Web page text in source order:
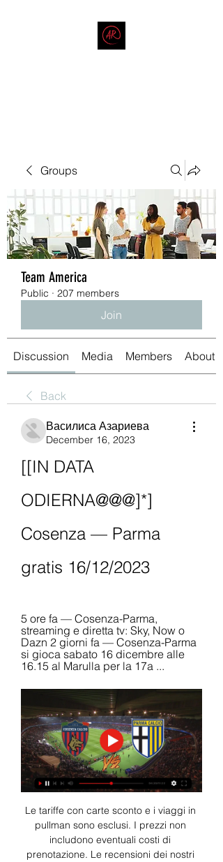
Groups
Team America
Public · 207 members
Join
Discussion Media Members About
Back
Василиса Азариева
December 16, 2023
[[IN DATA
ODIERNA@@@]*]
Cosenza — Parma
gratis 16/12/2023
5 ore fa — Cosenza-Parma,
streaming e diretta tv: Sky, Now o
Dazn 2 giorni fa — Cosenza-Parma
si gioca sabato 16 dicembre alle
16.15 al Marulla per la 17a ...
Le tariffe con carte sconto e i viaggi in
pullman sono esclusi. I prezzi non
includono eventuali costi di
prenotazione. Le recensioni dei nostri